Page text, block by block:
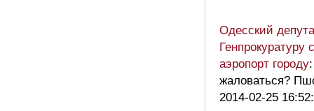
Одесский
Генпрокуратуру
аэропорт городу
жаловаться?
2014-02-25